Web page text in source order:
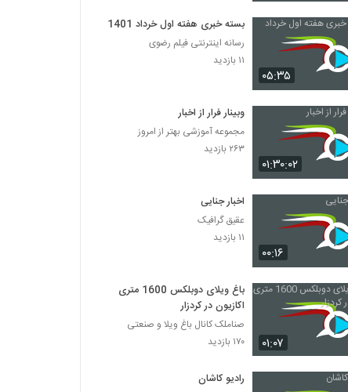
۰۵:۳۵
بسته خبری هفته اول خرداد 1401
رسانه اینترنتی فیلم رضوی
۱۱ بازدید
۰۱:۳۰:۰۲
وبینار فرار از اخبار
مجموعه آموزشی بهتر از امروز
۲۶۳ بازدید
۰۰:۱۶
اخبار جنایی
عقیق گرافیک
۱۱ بازدید
۰۱:۰۷
باغ ویلای دوبلکس 1600 متری
اکازیون در کردزار
صناملک کانال باغ ویلا و صنعتی
۱۷۰ بازدید
رادیو کاشان